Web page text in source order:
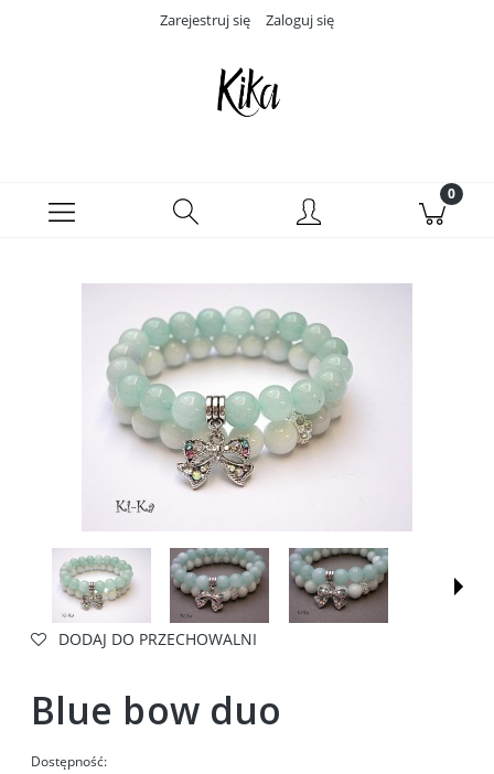
Zarejestruj się Zaloguj się
DODAJ DO PRZECHOWALNI
Blue bow duo
Dostępność: